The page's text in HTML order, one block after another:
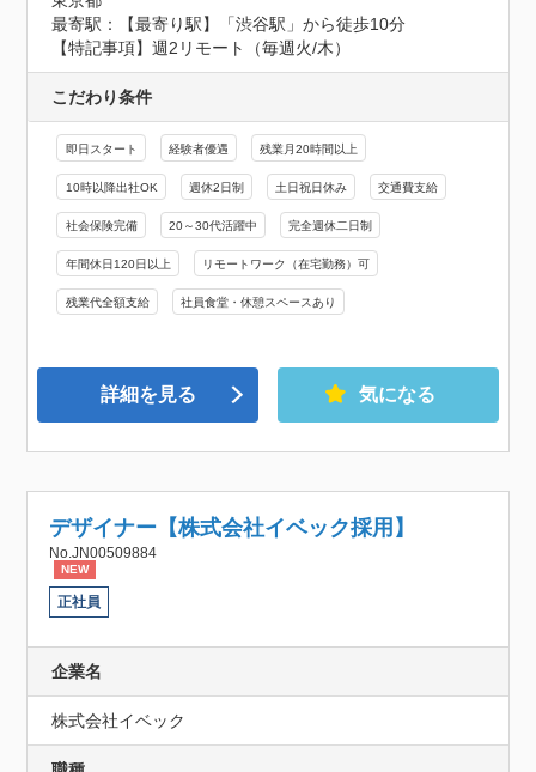
最寄駅：【最寄り駅】「渋谷駅」から徒歩10分
【特記事項】週2リモート（毎週火/木）
こだわり条件
即日スタート 経験者優遇 残業月20時間以上
10時以降出社OK 週休2日制 土日祝日休み 交通費支給
社会保険完備 20～30代活躍中 完全週休二日制
年間休日120日以上 リモートワーク（在宅勤務）可
残業代全額支給 社員食堂・休憩スペースあり
詳細を見る 気になる
デザイナー【株式会社イベック採用】
No.JN00509884
NEW
正社員
企業名
株式会社イベック